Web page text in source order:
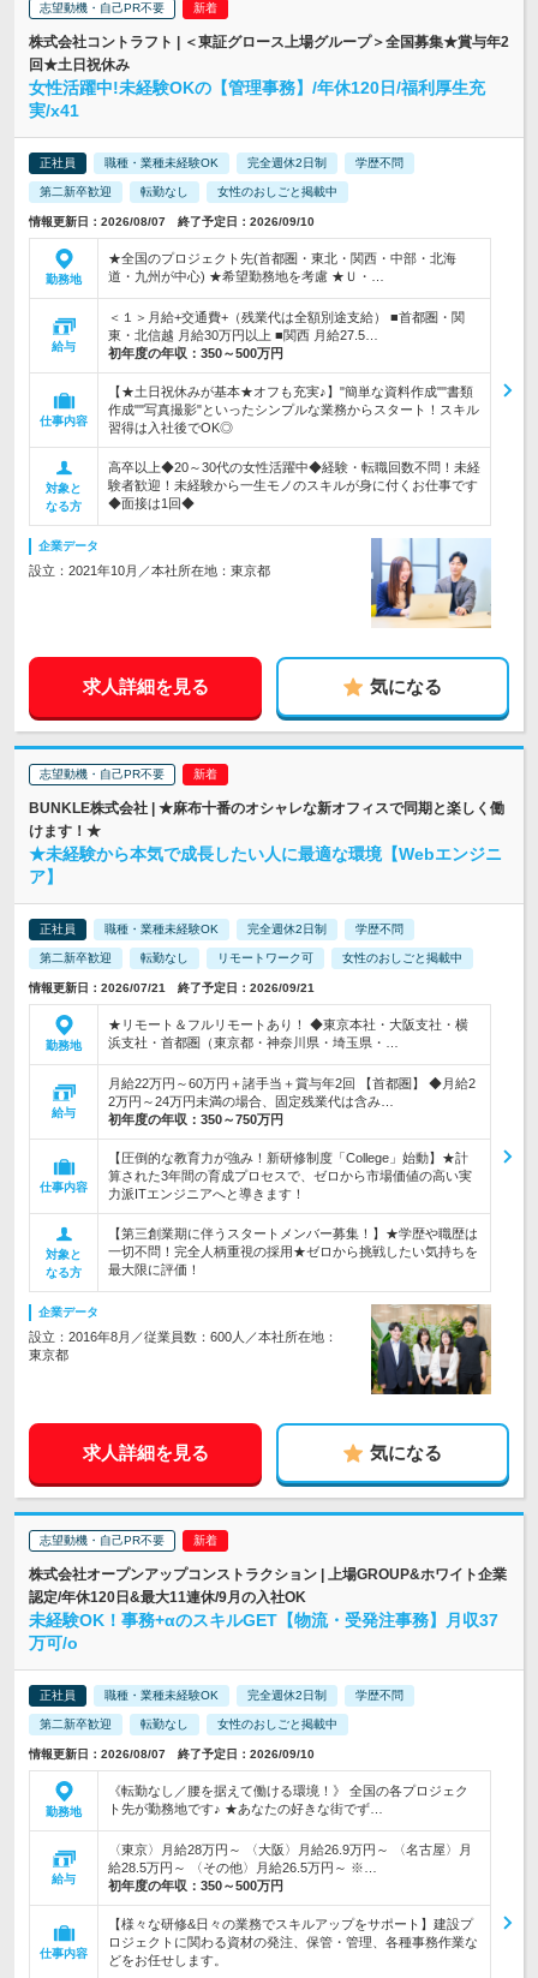
志望動機・自己PR不要
株式会社コントラフト | ＜東証グロース上場グループ＞全国募集★賞与年2
回★土日祝休み
女性活躍中!未経験OKの【管理事務】/年休120日/福利厚生充
実/x41
正社員 職種・業種未経験OK 完全週休2日制 学歴不問
第二新卒歓迎 転勤なし 女性のおしごと掲載中
情報更新日：2026/08/07 終了予定日：2026/09/10
勤務地
★全国のプロジェクト先(首都圏・東北・関西・中部・北海
道・九州が中心) ★希望勤務地を考慮 ★Ｕ・…
給与
＜１＞月給+交通費+（残業代は全額別途支給） ■首都圏・関
東・北信越 月給30万円以上 ■関西 月給27.5…
初年度の年収： 350～500万円
仕事内容
【★土日祝休みが基本★オフも充実♪】"簡単な資料作成""書類
作成""写真撮影"といったシンプルな業務からスタート！スキル
習得は入社後でOK◎
対象と
なる方
高卒以上◆20～30代の女性活躍中◆経験・転職回数不問！未経
験者歓迎！未経験から一生モノのスキルが身に付くお仕事です
◆面接は1回◆
企業データ
設立：2021年10月／本社所在地：東京都
求人詳細を見る 気になる
志望動機・自己PR不要
BUNKLE株式会社 | ★麻布十番のオシャレな新オフィスで同期と楽しく働
けます！★
★未経験から本気で成長したい人に最適な環境【Webエンジニ
ア】
正社員 職種・業種未経験OK 完全週休2日制 学歴不問
第二新卒歓迎 転勤なし リモートワーク可 女性のおしごと掲載中
情報更新日：2026/07/21 終了予定日：2026/09/21
勤務地
★リモート＆フルリモートあり！ ◆東京本社・大阪支社・横
浜支社・首都圏（東京都・神奈川県・埼玉県・…
給与
月給22万円～60万円＋諸手当＋賞与年2回 【首都圏】 ◆月給2
2万円～24万円未満の場合、固定残業代は含み…
初年度の年収： 350～750万円
仕事内容
【圧倒的な教育力が強み！新研修制度「College」始動】★計
算された3年間の育成プロセスで、ゼロから市場価値の高い実
力派ITエンジニアへと導きます！
対象と
なる方
【第三創業期に伴うスタートメンバー募集！】★学歴や職歴は
一切不問！完全人柄重視の採用★ゼロから挑戦したい気持ちを
最大限に評価！
企業データ
設立：2016年8月／従業員数：600人／本社所在地：
東京都
求人詳細を見る 気になる
志望動機・自己PR不要
株式会社オープンアップコンストラクション | 上場GROUP&ホワイト企業
認定/年休120日&最大11連休/9月の入社OK
未経験OK！事務+αのスキルGET【物流・受発注事務】月収37
万可/o
正社員 職種・業種未経験OK 完全週休2日制 学歴不問
第二新卒歓迎 転勤なし 女性のおしごと掲載中
情報更新日：2026/08/07 終了予定日：2026/09/10
勤務地
《転勤なし／腰を据えて働ける環境！》 全国の各プロジェク
ト先が勤務地です♪ ★あなたの好きな街でず…
給与
〈東京〉月給28万円～ 〈大阪〉月給26.9万円～ 〈名古屋〉月
給28.5万円～ 〈その他〉月給26.5万円～ ※…
初年度の年収： 350～500万円
仕事内容
【様々な研修&日々の業務でスキルアップをサポート】建設プ
ロジェクトに関わる資材の発注、保管・管理、各種事務作業な
どをお任せします。